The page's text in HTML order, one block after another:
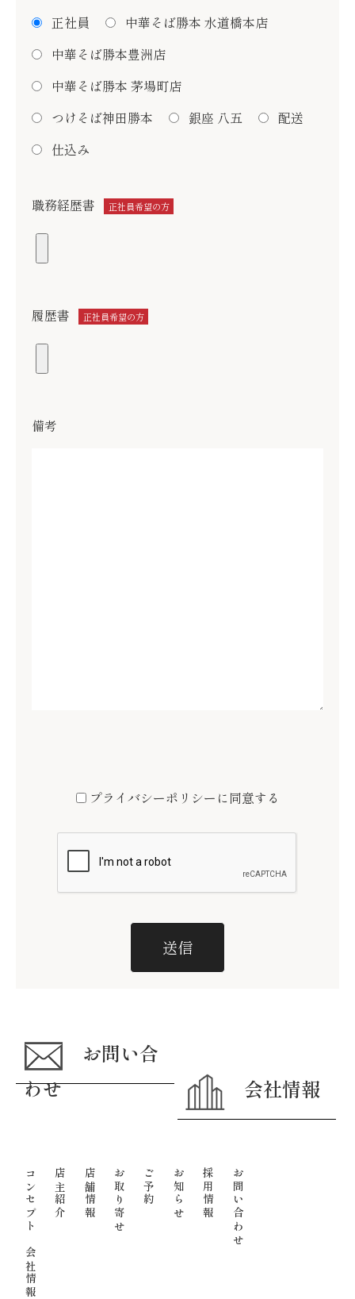
正社員
中華そば勝本 水道橋本店
中華そば勝本豊洲店
中華そば勝本 茅場町店
つけそば神田勝本
銀座 八五
配送
仕込み
職務経歴書 正社員希望の方
履歴書 正社員希望の方
備考
プライバシーポリシーに同意する
お問い合
わせ
会社情報
コンセプト 店主紹介 店舗情報 お取り寄せ ご予約 お知らせ 採用情報 お問い合わせ
会社情報